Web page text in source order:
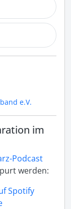
e.V.
im
Podcast
werden:
Spotify